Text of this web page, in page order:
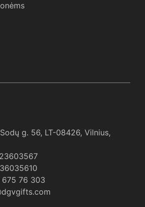
g. 56, LT-08426, Vilnius,
675 76 303